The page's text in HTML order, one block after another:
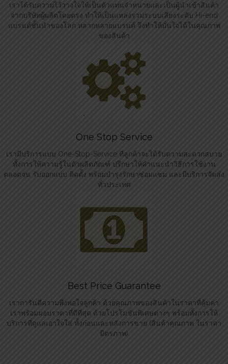
เราได้รับความไว้วางใจให้เป็นตัวแทนจำหน่ายและเป็นผู้นำเข้าสินค้า
จากบริษัทผู้ผลิตโดยตรง ทำให้เป็นแหล่งรวมระบบเสียงระดับ Hi-end
แบรนด์ชั้นนำของโลก หลากหลายแบรนด์ จึงทำให้มั่นใจได้ในคุณภาพ
ของสินค้า
One Stop Service
เรามีบริการแบบ One-Stop-Service ที่ลูกค้าจะได้รับความสะดวกสบาย
ทั้งการให้ความรู้ในตัวผลิตภัณฑ์ ปรึกษาให้คำแนะนำวิธีการใช้งาน
ตลอดจน รับออกแบบ ติดตั้ง พร้อมบำรุงรักษาซ่อมแซม และมีบริการจัดส่ง
ทั่วประเทศ
Best Price Guarantee
เราการันตีความพึงพอใจลูกค้า ด้วยคุณภาพของสินค้าในราคาที่คุ้มค่า
เราพร้อมมอบราคาที่ดีที่สุด ด้วยโปรโมชั่นพิเศษต่างๆ พร้อมทั้งการให้
บริการที่ดูแลเอาใจใส่ ทั้งก่อนและหลังการขาย (สินค้าคุณภาพ ในราคา
มิตรภาพ)